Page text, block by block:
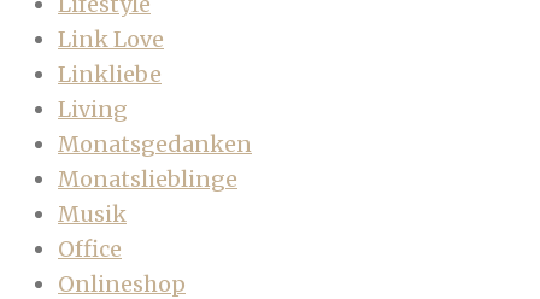
Link Love
Linkliebe
Living
Monatsgedanken
Monatslieblinge
Musik
Office
Onlineshop